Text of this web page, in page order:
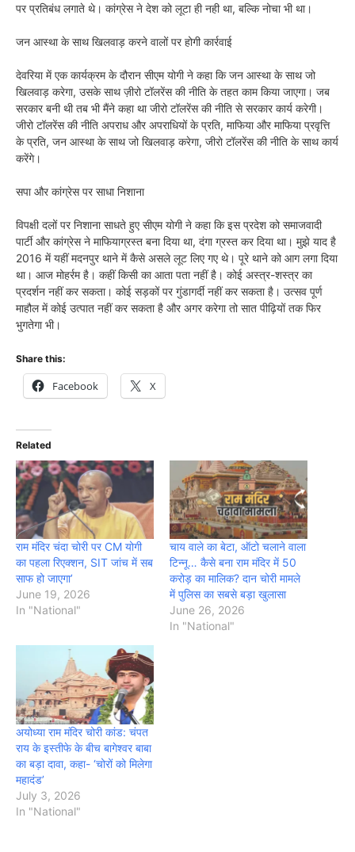
पर प्रतिबंध लगाते थे। कांग्रेस ने देश को लूटा ही नही था, बल्कि नोचा भी था।
जन आस्था के साथ खिलवाड़ करने वालों पर होगी कार्रवाई
देवरिया में एक कार्यक्रम के दौरान सीएम योगी ने कहा कि जन आस्था के साथ जो
खिलवाड़ करेगा, उसके साथ ज़ीरो टॉलरेंस की नीति के तहत काम किया जाएगा। जब
सरकार बनी थी तब भी मैंने कहा था जीरो टॉलरेंस की नीति से सरकार कार्य करेगी।
जीरो टॉलरेंस की नीति अपराध और अपराधियों के प्रति, माफिया और माफिया प्रवृत्ति
के प्रति, जन आस्था के साथ जो खिलवाड़ करेगा, जीरो टॉलरेंस की नीति के साथ कार्य
करेंगे।
सपा और कांग्रेस पर साधा निशाना
विपक्षी दलों पर निशाना साधते हुए सीएम योगी ने कहा कि इस प्रदेश को समाजवादी
पार्टी और कांग्रेस ने माफियाग्रस्त बना दिया था, दंगा ग्रस्त कर दिया था। मुझे याद है
2016 में यहीं मदनपुर थाने में कैसे असले लूट लिए गए थे। पूरे थाने को आग लगा दिया
था। आज मोहर्रम है। कहीं किसी का आता पता नहीं है। कोई अस्त्र-शस्त्र का
प्रदर्शन नहीं कर सकता। कोई सड़कों पर गुंडागर्दी नहीं कर सकता है। उत्सव पूर्ण
माहौल में कोई उत्पात नहीं कर सकता है और अगर करेगा तो सात पीढ़ियों तक फिर
भुगतेगा भी।
Share this:
Facebook X
Related
राम मंदिर चंदा चोरी पर CM योगी
का पहला रिएक्शन, SIT जांच में सब
साफ हो जाएगा’
June 19, 2026
In "National"
चाय वाले का बेटा, ऑटो चलाने वाला
टिन्नू… कैसे बना राम मंदिर में 50
करोड़ का मालिक? दान चोरी मामले
में पुलिस का सबसे बड़ा खुलासा
June 26, 2026
In "National"
अयोध्या राम मंदिर चोरी कांड: चंपत
राय के इस्तीफे के बीच बागेश्वर बाबा
का बड़ा दावा, कहा- ‘चोरों को मिलेगा
महादंड’
July 3, 2026
In "National"